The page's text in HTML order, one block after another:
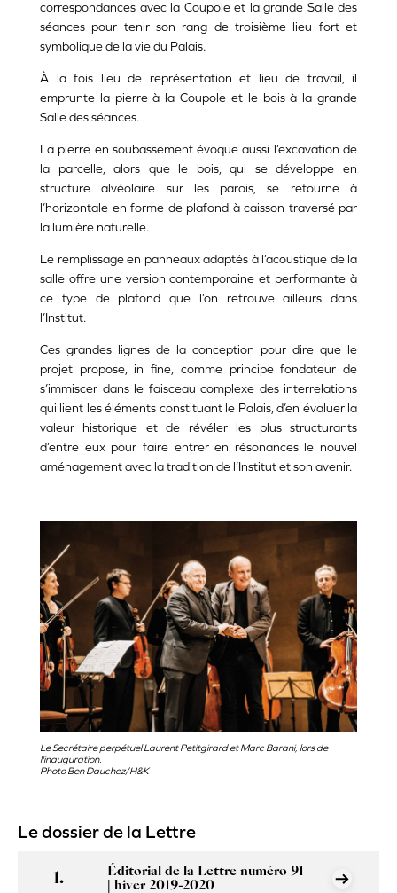
correspondances avec la Coupole et la grande Salle des
séances pour tenir son rang de troisième lieu fort et
symbolique de la vie du Palais.
À la fois lieu de représentation et lieu de travail, il
emprunte la pierre à la Coupole et le bois à la grande
Salle des séances.
La pierre en soubassement évoque aussi l’excavation de
la parcelle, alors que le bois, qui se développe en
structure alvéolaire sur les parois, se retourne à
l’horizontale en forme de plafond à caisson traversé par
la lumière naturelle.
Le remplissage en panneaux adaptés à l’acoustique de la
salle offre une version contemporaine et performante à
ce type de plafond que l’on retrouve ailleurs dans
l’Institut.
Ces grandes lignes de la conception pour dire que le
projet propose, in fine, comme principe fondateur de
s’immiscer dans le faisceau complexe des interrelations
qui lient les éléments constituant le Palais, d’en évaluer la
valeur historique et de révéler les plus structurants
d’entre eux pour faire entrer en résonances le nouvel
aménagement avec la tradition de l’Institut et son avenir.
Le Secrétaire perpétuel Laurent Petitgirard et Marc Barani, lors de
l'inauguration.
Photo Ben Dauchez/H&K
Le dossier de la Lettre
Éditorial de la Lettre numéro 91
| hiver 2019-2020